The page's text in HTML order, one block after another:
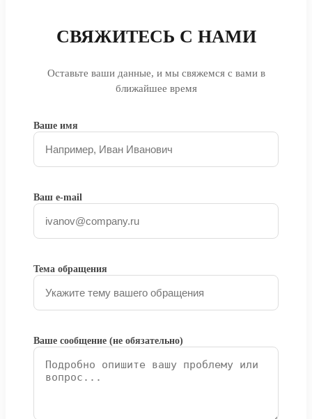
СВЯЖИТЕСЬ С НАМИ
Оставьте ваши данные, и мы свяжемся с вами в
ближайшее время
Ваше имя
Ваш e-mail
Тема обращения
Ваше сообщение (не обязательно)